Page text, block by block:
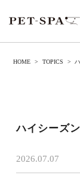
HOME TOPICS
ハイシーズ
2026.07.07